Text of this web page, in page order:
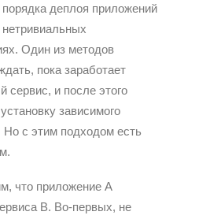
деплоя приложений
Один из методов
пока заработает
сервис, и после этого
зависимого
Но с этим подходом есть
что приложение А
В. Во-первых, не